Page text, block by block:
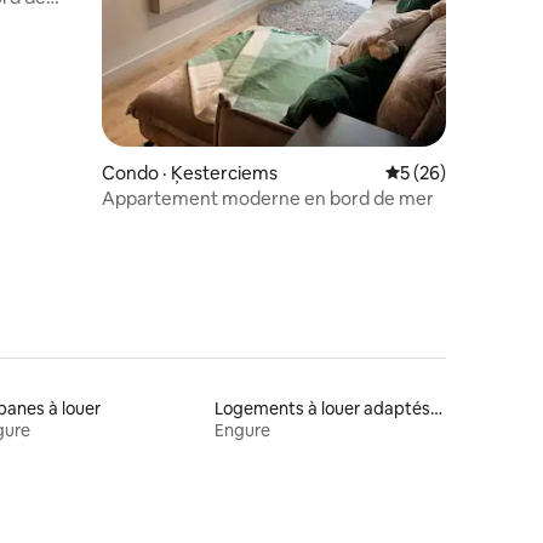
Condo · Ķesterciems Note moyenne de
5 (26)
Appartement moderne en bord de mer
à louer
Logements à louer adaptés aux animaux
Engure